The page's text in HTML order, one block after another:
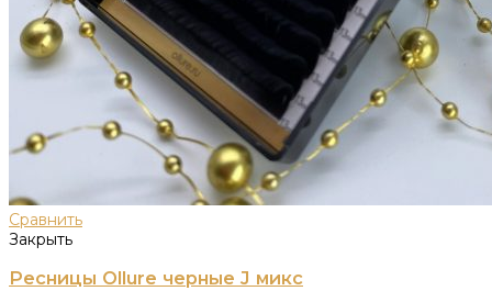
Сравнить
Закрыть
Ресницы Ollure черные J микс